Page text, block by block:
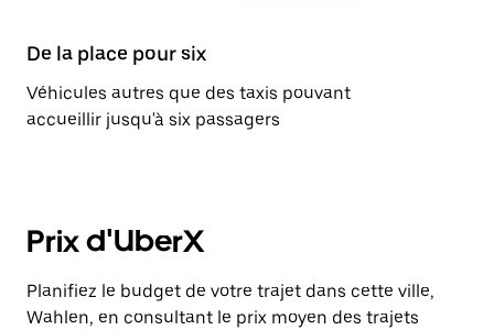
De la place pour six
Véhicules autres que des taxis pouvant
accueillir jusqu'à six passagers
Prix d'UberX
Planifiez le budget de votre trajet dans cette ville,
Wahlen, en consultant le prix moyen des trajets